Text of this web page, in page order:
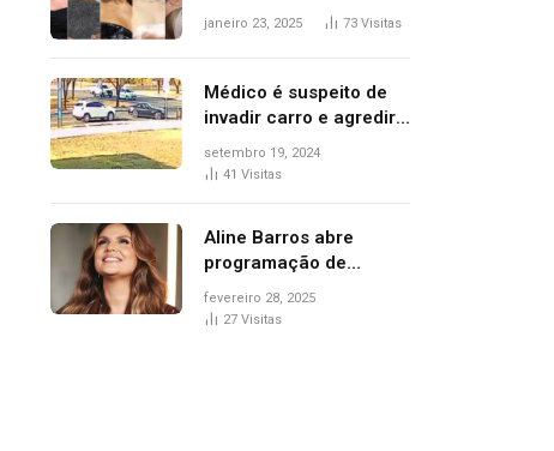
2025: veja as
janeiro 23, 2025 73 Visitas
Médico é suspeito de
invadir carro e agredir
delegado aposentado
durante confusão no
setembro 19, 2024
41 Visitas
Aline Barros abre
programação de
Carnaval na Praça dos
Girassóis nesta sexta-
fevereiro 28, 2025
27 Visitas